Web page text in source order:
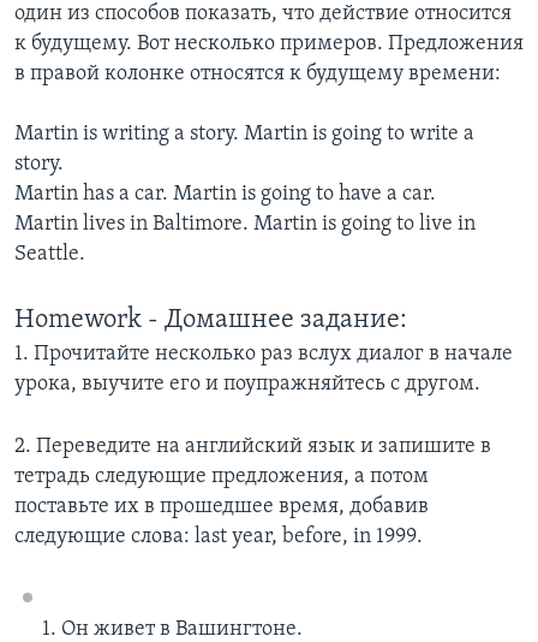
один из способов показать, что действие относится
к будущему. Вот несколько примеров. Предложения
в правой колонке относятся к будущему времени:
Martin is writing a story. Martin is going to write a
story.
Martin has a car. Martin is going to have a car.
Martin lives in Baltimore. Martin is going to live in
Seattle.
Homework - Домашнее задание:
1. Прочитайте несколько раз вслух диалог в начале
урока, выучите его и поупражняйтесь с другом.
2. Переведите на английский язык и запишите в
тетрадь следующие предложения, а потом
поставьте их в прошедшее время, добавив
следующие слова: last year, before, in 1999.
1. Он живет в Вашингтоне.